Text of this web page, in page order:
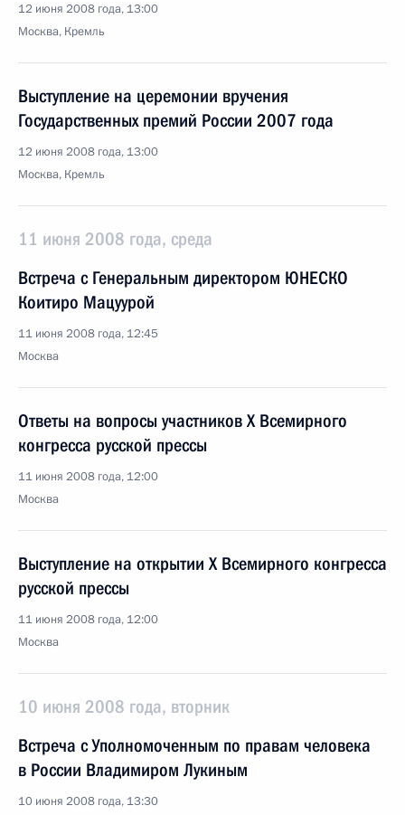
12 июня 2008 года, 13:00
Москва, Кремль
Выступление на церемонии вручения
Государственных премий России 2007 года
12 июня 2008 года, 13:00
Москва, Кремль
11 июня 2008 года, среда
Встреча с Генеральным директором ЮНЕСКО
Коитиро Мацуурой
11 июня 2008 года, 12:45
Москва
Ответы на вопросы участников X Всемирного
конгресса русской прессы
11 июня 2008 года, 12:00
Москва
Выступление на открытии X Всемирного конгресса
русской прессы
11 июня 2008 года, 12:00
Москва
10 июня 2008 года, вторник
Встреча с Уполномоченным по правам человека
в России Владимиром Лукиным
10 июня 2008 года, 13:30